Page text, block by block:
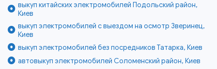
выкуп китайских электромобилей Подольский район,
Киев
выкуп электромобилей с выездом на осмотр Зверинец,
Киев
выкуп электромобилей без посредников Татарка, Киев
автовыкуп электромобилей Соломенский район, Киев